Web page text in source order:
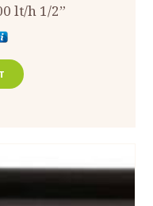
lt/h 1/2”